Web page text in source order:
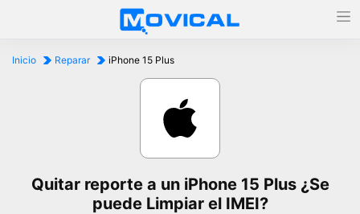
Inicio Reparar iPhone 15 Plus
Quitar reporte a un iPhone 15 Plus ¿Se
puede Limpiar el IMEI?